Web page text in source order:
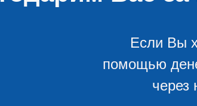
Если Вы
помощью
через